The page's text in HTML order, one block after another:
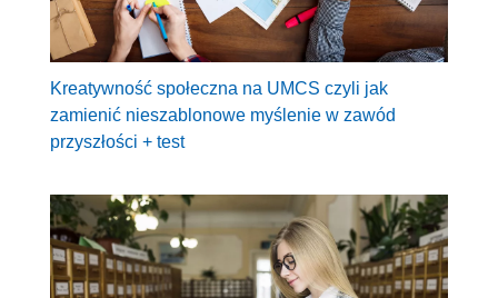
Kreatywność społeczna na UMCS czyli jak
zamienić nieszablonowe myślenie w zawód
przyszłości + test